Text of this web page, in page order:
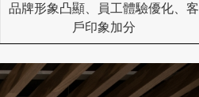
品牌形象凸顯、員工體驗優化、客
戶印象加分